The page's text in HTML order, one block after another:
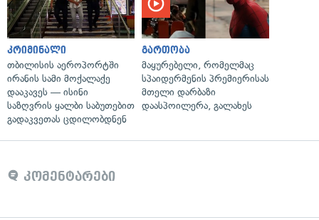
კრიმინალი
თბილისის აეროპორტში
ირანის სამი მოქალაქე
დააკავეს — ისინი
საზღვრის ყალბი საბუთებით
გადაკვეთას ცდილობდნენ
გართობა
მაყურებელი, რომელმაც
სპაიდერმენის პრემიერისას
მთელი დარბაზი
დაასპოილერა, გალახეს
კომენტარები